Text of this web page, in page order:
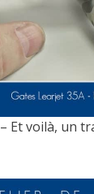
– Et voilà, un